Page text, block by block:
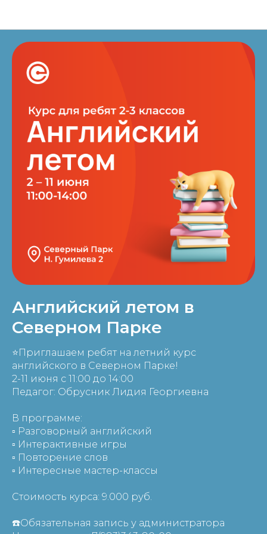
Английский летом в
Северном Парке
⭐Приглашаем ребят на летний курс
английского в Северном Парке!
2-11 июня с 11:00 до 14:00
Педагог: Обрусник Лидия Георгиевна
В программе:
▫️ Разговорный английский
▫️ Интерактивные игры
▫️ Повторение слов
▫️ Интересные мастер-классы
Стоимость курса: 9.000 руб.
☎️Обязательная запись у администратора